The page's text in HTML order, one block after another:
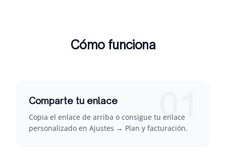
Cómo funciona
01
Comparte tu enlace
Copia el enlace de arriba o consigue tu enlace
personalizado en Ajustes → Plan y facturación.